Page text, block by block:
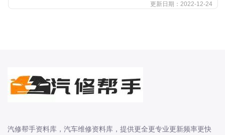
宝马
宝骏
宾利
更新日期：2022-12-24
汽修帮手资料库，汽车维修资料库，提供更全更专业更新频率更快